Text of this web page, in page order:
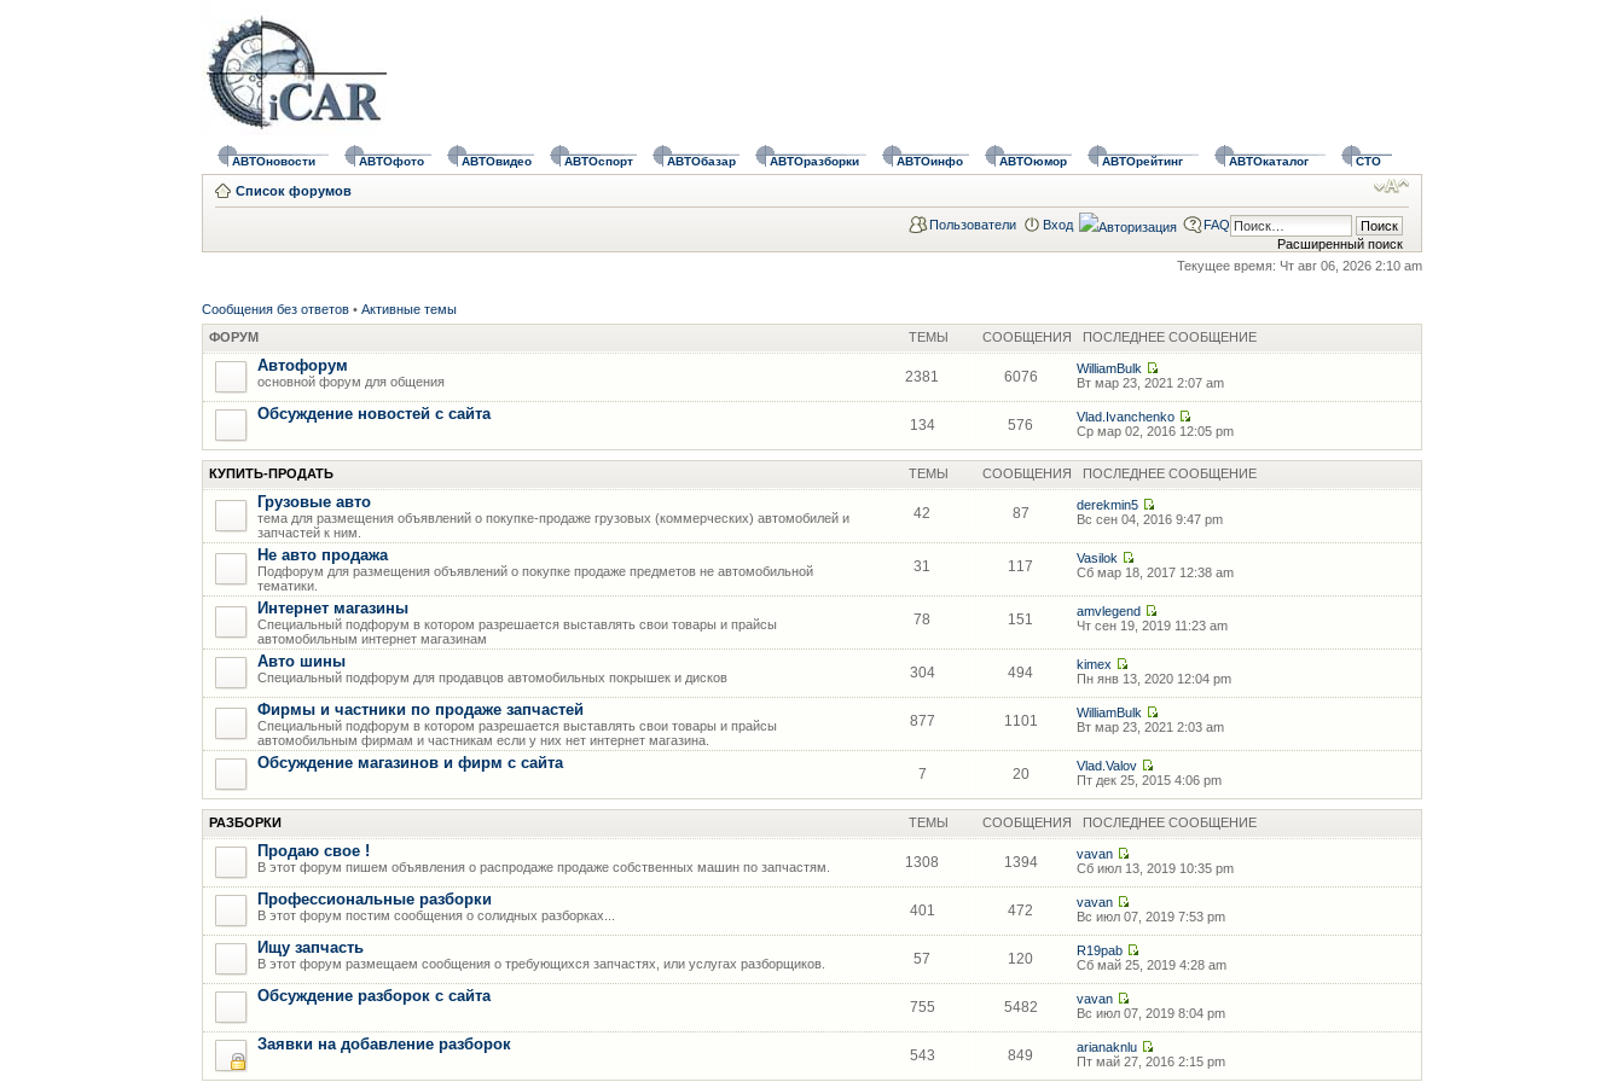
АВТОновости АВТОфото АВТОвидео АВТОспорт АВТОбазар АВТОразборки АВТОинфо АВТОюмор АВТОрейтинг АВТОкаталог СТО
Список форумов
Расширенный поиск
Пользователи Вход FAQ
Текущее время: Чт авг 06, 2026 2:10 am
Сообщения без ответов • Активные темы
ФОРУМ
ТЕМЫ СООБЩЕНИЯ ПОСЛЕДНЕЕ СООБЩЕНИЕ
Автофорум
основной форум для общения 2381 6076
WilliamBulk
Вт мар 23, 2021 2:07 am
Обсуждение новостей с сайта
134 576
Vlad.Ivanchenko
Ср мар 02, 2016 12:05 pm
КУПИТЬ-ПРОДАТЬ ТЕМЫ СООБЩЕНИЯ ПОСЛЕДНЕЕ СООБЩЕНИЕ
Грузовые авто
тема для размещения объявлений о покупке-продаже грузовых (коммерческих) автомобилей и
запчастей к ним.
42 87
derekmin5
Вс сен 04, 2016 9:47 pm
Не авто продажа
Подфорум для размещения объявлений о покупке продаже предметов не автомобильной
тематики.
31 117
Vasilok
Сб мар 18, 2017 12:38 am
Интернет магазины
Специальный подфорум в котором разрешается выставлять свои товары и прайсы
автомобильным интернет магазинам
78 151
amvlegend
Чт сен 19, 2019 11:23 am
Авто шины
Специальный подфорум для продавцов автомобильных покрышек и дисков 304 494
kimex
Пн янв 13, 2020 12:04 pm
Фирмы и частники по продаже запчастей
Специальный подфорум в котором разрешается выставлять свои товары и прайсы
автомобильным фирмам и частникам если у них нет интернет магазина.
877 1101
WilliamBulk
Вт мар 23, 2021 2:03 am
Обсуждение магазинов и фирм с сайта
7 20
Vlad.Valov
Пт дек 25, 2015 4:06 pm
РАЗБОРКИ ТЕМЫ СООБЩЕНИЯ ПОСЛЕДНЕЕ СООБЩЕНИЕ
Продаю свое !
В этот форум пишем объявления о распродаже продаже собственных машин по запчастям. 1308 1394
vavan
Сб июл 13, 2019 10:35 pm
Профессиональные разборки
В этот форум постим сообщения о солидных разборках... 401 472
vavan
Вс июл 07, 2019 7:53 pm
Ищу запчасть
В этот форум размещаем сообщения о требующихся запчастях, или услугах разборщиков. 57 120
R19pab
Сб май 25, 2019 4:28 am
Обсуждение разборок с сайта
755 5482
vavan
Вс июл 07, 2019 8:04 pm
Заявки на добавление разборок
543 849
arianaknlu
Пт май 27, 2016 2:15 pm